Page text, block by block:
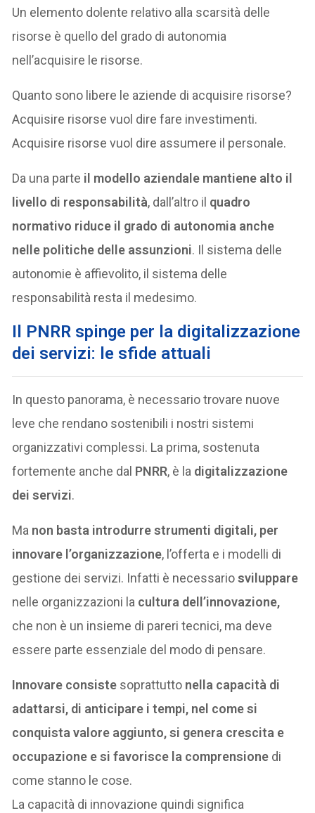
Un elemento dolente relativo alla scarsità delle
risorse è quello del grado di autonomia
nell’acquisire le risorse.
Quanto sono libere le aziende di acquisire risorse?
Acquisire risorse vuol dire fare investimenti.
Acquisire risorse vuol dire assumere il personale.
Da una parte il modello aziendale mantiene alto il
livello di responsabilità, dall’altro il quadro
normativo riduce il grado di autonomia anche
nelle politiche delle assunzioni. Il sistema delle
autonomie è affievolito, il sistema delle
responsabilità resta il medesimo.
Il PNRR spinge per la digitalizzazione
dei servizi: le sfide attuali
In questo panorama, è necessario trovare nuove
leve che rendano sostenibili i nostri sistemi
organizzativi complessi. La prima, sostenuta
fortemente anche dal PNRR, è la digitalizzazione
dei servizi.
Ma non basta introdurre strumenti digitali, per
innovare l’organizzazione, l’offerta e i modelli di
gestione dei servizi. Infatti è necessariosviluppare
nelle organizzazioni la cultura dell’innovazione,
che non è un insieme di pareri tecnici, ma deve
essere parte essenziale del modo di pensare.
Innovare consiste soprattutto nella capacità di
adattarsi, di anticipare i tempi, nel come si
conquista valore aggiunto, si genera crescita e
occupazione e si favorisce la comprensione di
come stanno le cose.
La capacità di innovazione quindi significa